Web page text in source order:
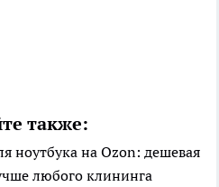
также:
ноутбука на Ozon: дешевая
любого клининга